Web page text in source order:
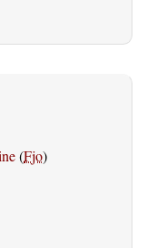
(Fjo)